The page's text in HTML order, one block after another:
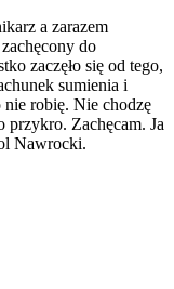
a zarazem
do
zaczęło się od tego,
sumienia i
robię. Nie chodzę
przykro. Zachęcam. Ja
Nawrocki.